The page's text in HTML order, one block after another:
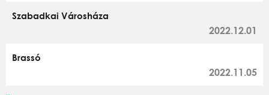
Szabadkai Városháza
2022.12.01
Brassó
2022.11.05